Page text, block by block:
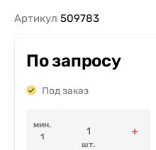
Артикул 509783
По запросу
Под заказ
мин.
1
шт.